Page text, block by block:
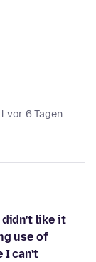
vor 6 Tagen
like it
use of
I can't